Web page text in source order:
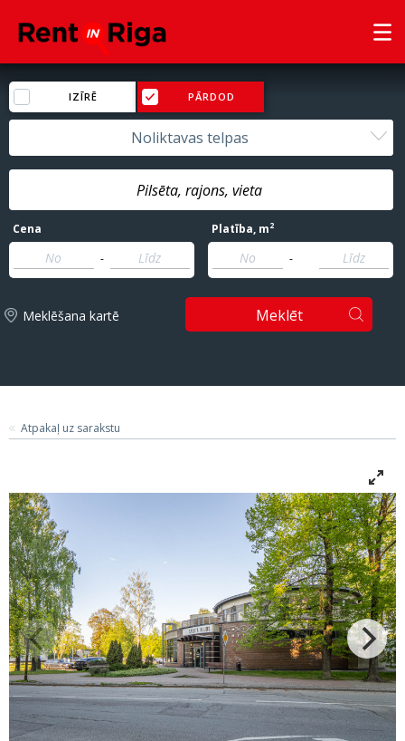
IZĪRĒ PĀRDOD
Noliktavas telpas
Cena
-
Platība, m2
-
Meklēšana kartē Meklēt
Atpakaļ uz sarakstu